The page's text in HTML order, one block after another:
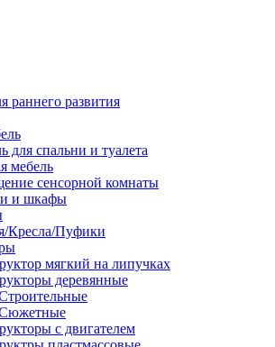
раннего развития
для спальни и туалета
мебель
сенсорной комнаты
и шкафы
Кресла/Пуфики
мягкий на липучках
деревянные
с двигателем